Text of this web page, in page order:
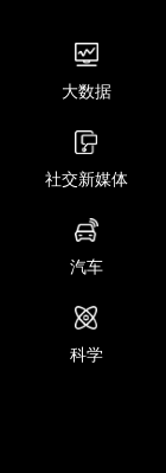
大数据
社交新媒体
汽车
科学